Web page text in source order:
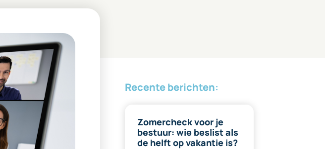
Recente berichten:
Zomercheck voor je
bestuur: wie beslist als
de helft op vakantie is?